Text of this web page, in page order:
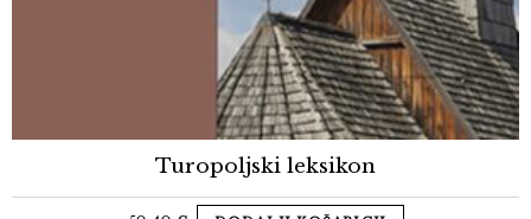
Turopoljski leksikon